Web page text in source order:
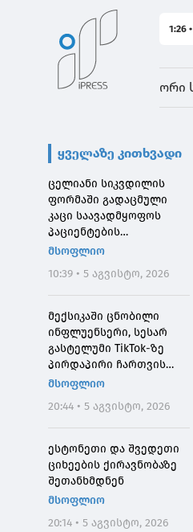
1:26
ორი
ყველაზე კითხვადი
ცელიანი სიკვდილის
ფორმაში გადაცმული
კაცი საავადმყოფოს
პაციენტების
შეშინებისთვის
მსოფლიო
10:39 • 5 აგვისტო, 2026
მექსიკაში ცნობილი
ინფლუენსერი, სესარ
გასტელუმი TikTok-ზე
პირდაპირი ჩართვის
დროს მოკლეს
მსოფლიო
20:44 • 5 აგვისტო, 2026
ესტონეთი და შვედეთი
ციხეების ქირავნობაზე
შეთანხმდნენ
მსოფლიო
20:14 • 5 აგვისტო, 2026